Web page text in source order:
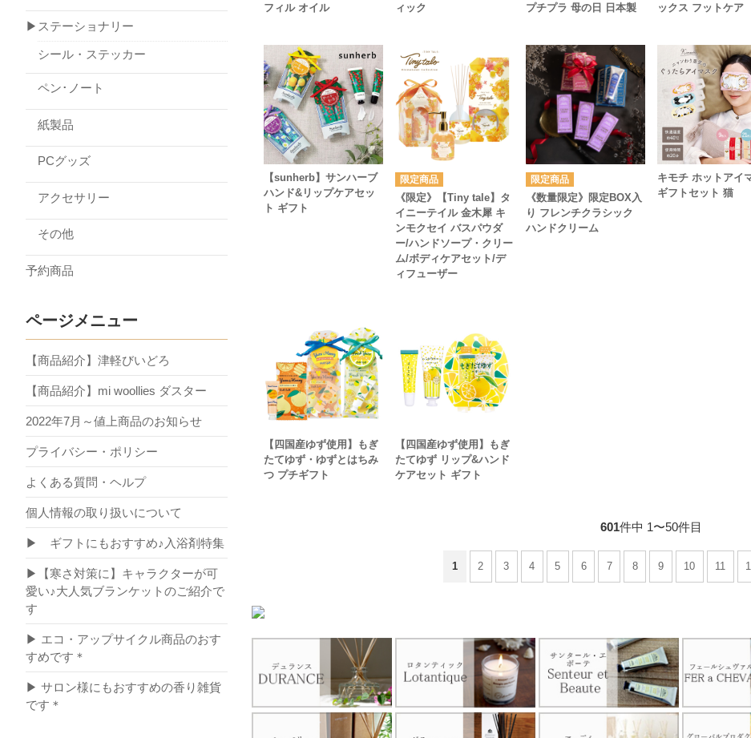
フィル オイル
ィック
プチプラ 母の日 日本製
ックス フットケア
【sunherb】サンハーブ
ハンド&リップケアセッ
ト ギフト
《限定》【Tiny tale】タ
イニーテイル 金木犀 キ
ンモクセイ バスパウダ
ー/ハンドソープ・クリー
ム/ボディケアセット/デ
ィフューザー
《数量限定》限定BOX入
り フレンチクラシック
ハンドクリーム
キモチ ホットアイ
ギフトセット 猫
【四国産ゆず使用】もぎ
たてゆず・ゆずとはちみ
つ プチギフト
【四国産ゆず使用】もぎ
たてゆず リップ&ハンド
ケアセット ギフト
601件中 1〜50件目
1 2 3 4 5 6 7 8 9 10 11
▶ステーショナリー
シール・ステッカー
ペン･ノート
紙製品
PCグッズ
アクセサリー
その他
予約商品
ページメニュー
【商品紹介】津軽びいどろ
【商品紹介】mi woollies ダスター
2022年7月～値上商品のお知らせ
プライバシー・ポリシー
よくある質問・ヘルプ
個人情報の取り扱いについて
▶ ギフトにもおすすめ♪入浴剤特集
▶【寒さ対策に】キャラクターが可
愛い♪大人気ブランケットのご紹介で
す
▶ エコ・アップサイクル商品のおす
すめです＊
▶ サロン様にもおすすめの香り雑貨
です＊